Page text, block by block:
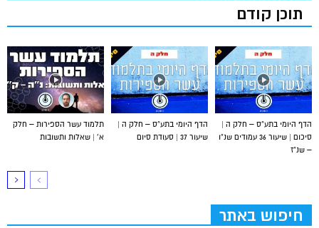
תוכן קודם
תלמוד עשר הספירות – חלק
א’ | שאלות ותשובות
הדף היומי בתע”ס – חלק ה |
שיעור 37 | סעודת סיום
הדף היומי בתע”ס – חלק ה |
סיכום | שיעור 36 עמודים שנ”ו
– שנ”ז
חיפוש באתר